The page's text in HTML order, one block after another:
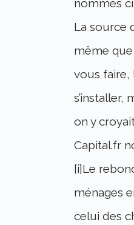
nommés
La source
même que
vous
s’installer,
on y
Capital.fr
[i]Le
ménages
celui des